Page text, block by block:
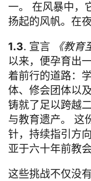
一。 在风暴中，
扬起的风帆。在
1.3. 宣言 《教育
以来，便孕育出
着前行的道路：
体、修会团体以
铸就了足以跨越
与教育遗产。 这
针，持续指引方
亚于六十年前教
这些挑战不仅没